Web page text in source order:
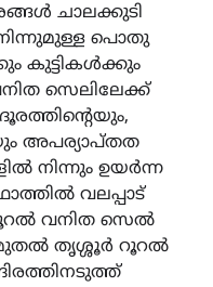
ചാലക്കുടി
പൊതു
കുട്ടികള്‍ക്കും
സെലിലേക്ക്
അപര്യാപ്തത
നിന്നും ഉയര്‍ന്ന
വലപ്പാട്
റൂറല്‍ വനിത സെല്‍
മുതല്‍ തൃശ്ശൂര്‍ റൂറല്‍